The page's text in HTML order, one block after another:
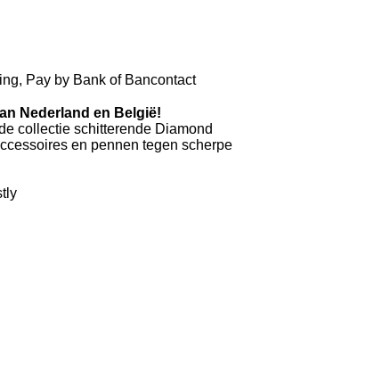
Pay by Bank of Bancontact
Nederland en België!
collectie schitterende Diamond
en pennen tegen scherpe